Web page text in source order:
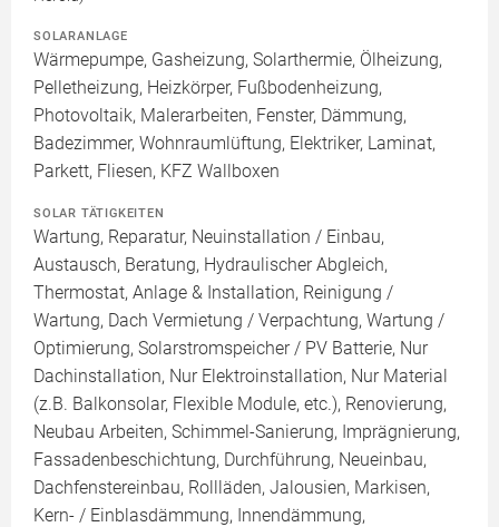
SOLARANLAGE
Wärmepumpe, Gasheizung, Solarthermie, Ölheizung,
Pelletheizung, Heizkörper, Fußbodenheizung,
Photovoltaik, Malerarbeiten, Fenster, Dämmung,
Badezimmer, Wohnraumlüftung, Elektriker, Laminat,
Parkett, Fliesen, KFZ Wallboxen
SOLAR TÄTIGKEITEN
Wartung, Reparatur, Neuinstallation / Einbau,
Austausch, Beratung, Hydraulischer Abgleich,
Thermostat, Anlage & Installation, Reinigung /
Wartung, Dach Vermietung / Verpachtung, Wartung /
Optimierung, Solarstromspeicher / PV Batterie, Nur
Dachinstallation, Nur Elektroinstallation, Nur Material
(z.B. Balkonsolar, Flexible Module, etc.), Renovierung,
Neubau Arbeiten, Schimmel-Sanierung, Imprägnierung,
Fassadenbeschichtung, Durchführung, Neueinbau,
Dachfenstereinbau, Rollläden, Jalousien, Markisen,
Kern- / Einblasdämmung, Innendämmung,